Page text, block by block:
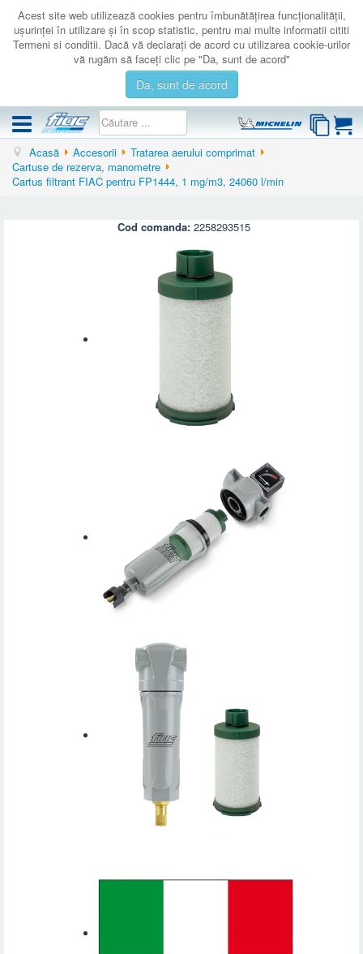
Acest site web utilizează cookies pentru îmbunătăţirea funcţionalităţii,
uşurinţei în utilizare şi în scop statistic, pentru mai multe informatii cititi
Termeni si conditii. Dacă vă declaraţi de acord cu utilizarea cookie-urilor
vă rugăm să faceţi clic pe "Da, sunt de acord"
Da, sunt de acord
COMPRESOARE
ACCESORII
AUTENTIFICARE
Acasă Accesorii
Tratarea aerului comprimat
Cartuse de rezerva, manometre
Cartus filtrant FIAC pentru FP1444, 1 mg/m3, 24060 l/min
Cod comanda: 2258293515